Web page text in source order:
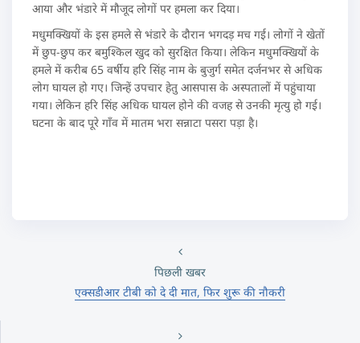
आया और भंडारे में मौजूद लोगों पर हमला कर दिया।
मधुमक्खियों के इस हमले से भंडारे के दौरान भगदड़ मच गई। लोगों ने खेतों
में छुप-छुप कर बमुश्किल खुद को सुरक्षित किया। लेकिन मधुमक्खियों के
हमले में करीब 65 वर्षीय हरि सिंह नाम के बुजुर्ग समेत दर्जनभर से अधिक
लोग घायल हो गए। जिन्हें उपचार हेतु आसपास के अस्पतालों में पहुंचाया
गया। लेकिन हरि सिंह अधिक घायल होने की वजह से उनकी मृत्यु हो गई।
घटना के बाद पूरे गाँव में मातम भरा सन्नाटा पसरा पड़ा है।
पिछली खबर
एक्सडीआर टीबी को दे दी मात, फिर शुरू की नौकरी